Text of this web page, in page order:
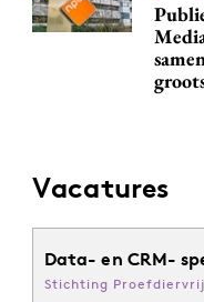
Vacatures
Data- en CRM-
Stichting Proefdiervrij